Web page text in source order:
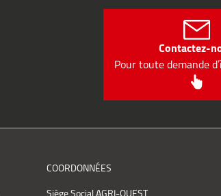
Contactez-
Pour toute demande
COORDONNÉES
Siège Social AGRI-OUEST